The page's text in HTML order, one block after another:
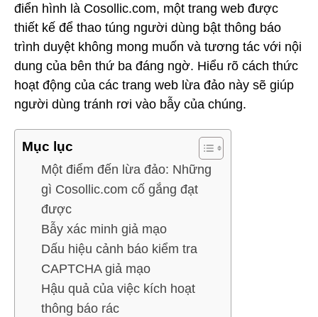
điển hình là Cosollic.com, một trang web được
thiết kế để thao túng người dùng bật thông báo
trình duyệt không mong muốn và tương tác với nội
dung của bên thứ ba đáng ngờ. Hiểu rõ cách thức
hoạt động của các trang web lừa đảo này sẽ giúp
người dùng tránh rơi vào bẫy của chúng.
Mục lục
Một điểm đến lừa đảo: Những
gì Cosollic.com cố gắng đạt
được
Bẫy xác minh giả mạo
Dấu hiệu cảnh báo kiểm tra
CAPTCHA giả mạo
Hậu quả của việc kích hoạt
thông báo rác